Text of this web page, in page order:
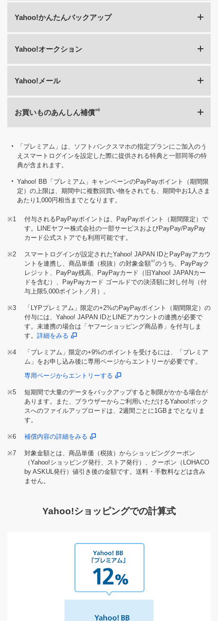
サービス概要 スタンダード プレミア
ショッピングでの
PayPayポイ
（期間限定）
1%、LYPプ
ミアム」限定
Yahoo!かんたんバックアップ
サービス概要 プレミア
連絡先・画像・動
画を自動でバック
50GB
プ容量無制限
Yahoo!オークション
スクロール
サービス概要 プレミア
もう。Yahoo!オー
クションなら買っ
実！
オークション出
落札手数料：落札
オークション
個出品（評価
可能
価格の10%（
込）
Yahoo!メール
スクロール
サービス概要 プレミア
会員なら、メール
ボックスの容量無
制限！
容量無制限 容量無制限
お買いものあんしん補償※6
サービス概要 スタンダード プレミア
万一の破損や修理
の際にサポートす
る会員限定補償
しん補償」をご利
用いただけます。
すべての補償を利
「プレミアム」は、ソフトバンクスマホの指定プランにご加入のう
えスマートログインを設定した際に提供される特典と一部同等の特
典が含まれます。
Yahoo! BB「プレミアム」キャンペーンのPayPayポイント（期間限
定）の上限は、期間中に複数回買い物をされても、期間中お1人さま
あたり1,000円相当までとなります。
※1
付与されるPayPayポイントは、PayPayポイント（期間限定）で
す。LINEヤフー株式会社の一部サービスおよびPayPay/PayPay
カード公式ストアでも利用可能です。
※2
スマートログインが設定されたYahoo! JAPAN IDとPayPayアカウ
ントを連携し、商品単価（税抜）の対象金額※7のうち、PayPayク
レジット、PayPay残高、PayPayカード（旧Yahoo! JAPANカー
ドを含む）、PayPayカード ゴールドでの決済額に対し付与（付
与上限5,000ポイント／月）。
※3
「LYPプレミアム」限定の+2%のPayPayポイント（期間限定）の
付与には、Yahoo! JAPAN IDとLINEアカウントの連携が必要で
す。未連携の場合は「ヤフーショッピング商品券」を付与しま
す。 詳細をみる
※4
「プレミアム」限定の+9%のポイントを受けるには、「プレミア
ム」をお申し込み後に専用ページからエントリーが必要です。
専用ページからエントリーする
※5
短期間で大量のデータをバックアップすると制限がかかる場合が
あります。また、ブラウザーからご利用いただけるYahoo!ボック
スへのファイルアップロードは、2週間ごとに1GBまでとなりま
す。
※6 補償内容の詳細をみる
※7
対象金額とは、商品単価（税抜）からショッピングクーポン
（Yahoo!ショッピング発行、ストア発行）、クーポン（LOHACO
by ASKUL発行）値引き後の金額です。送料・手数料などは含み
ません。
Yahoo!ショッピングでの計算式